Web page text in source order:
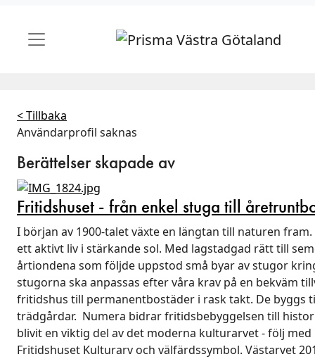
< Tillbaka
Användarprofil saknas
Berättelser skapade av
Fritidshuset - från enkel stuga till
I början av 1900-talet växte en längtan till naturen
ett aktivt liv i stärkande sol. Med lagstadgad rätt till
årtiondena som följde uppstod små byar av stugor
stugorna ska anpassas efter våra krav på en bekväm
fritidshus till permanentbostäder i rask takt. De
trädgårdar. Numera bidrar fritidsbebyggelsen till
blivit en viktig del av det moderna kulturarvet - följ
Fritidshuset Kulturarv och välfärdssymbol. Västarvet